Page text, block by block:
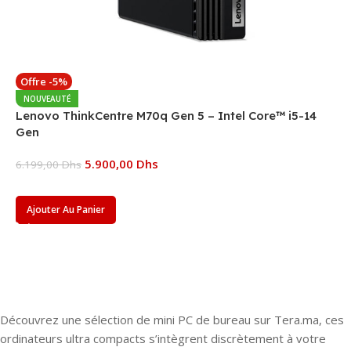
Offre -5%
NOUVEAUTÉ
Lenovo ThinkCentre M70q Gen 5 – Intel Core™ i5-14
Gen
6.199,00Dhs 5.900,00 Dhs
Ajouter Au Panier
Découvrez une sélection de mini PC de bureau sur Tera.ma, ces
ordinateurs ultra compacts s’intègrent discrètement à votre